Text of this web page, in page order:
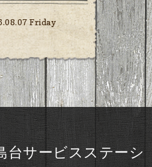
Friday
サービスステーシ